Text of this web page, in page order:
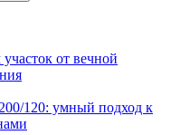
от вечной
120: умный подход к